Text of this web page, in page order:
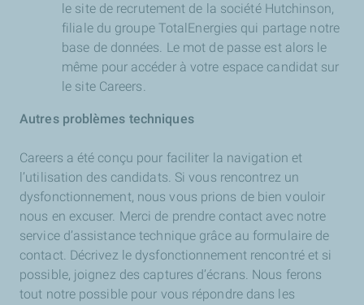
le site de recrutement de la société Hutchinson,
filiale du groupe TotalEnergies qui partage notre
base de données. Le mot de passe est alors le
même pour accéder à votre espace candidat sur
le site Careers.
Autres problèmes techniques
Careers a été conçu pour faciliter la navigation et
l’utilisation des candidats. Si vous rencontrez un
dysfonctionnement, nous vous prions de bien vouloir
nous en excuser. Merci de prendre contact avec notre
service d’assistance technique grâce au formulaire de
contact. Décrivez le dysfonctionnement rencontré et si
possible, joignez des captures d’écrans. Nous ferons
tout notre possible pour vous répondre dans les